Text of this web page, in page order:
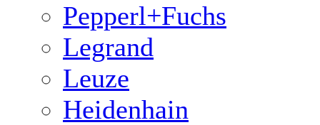
Pepperl+Fuchs
Legrand
Leuze
Heidenhain